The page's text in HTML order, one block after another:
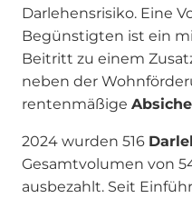
Darlehensrisiko. Eine
Begünstigten ist ein
Beitritt zu einem
neben der
rentenmäßige
2024 wurden 516
Gesamtvolumen von
ausbezahlt. Seit